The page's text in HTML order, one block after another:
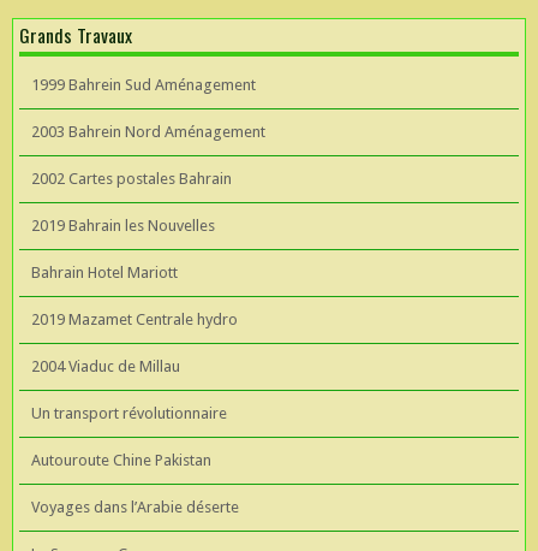
Grands Travaux
1999 Bahrein Sud Aménagement
2003 Bahrein Nord Aménagement
2002 Cartes postales Bahrain
2019 Bahrain les Nouvelles
Bahrain Hotel Mariott
2019 Mazamet Centrale hydro
2004 Viaduc de Millau
Un transport révolutionnaire
Autouroute Chine Pakistan
Voyages dans l’Arabie déserte